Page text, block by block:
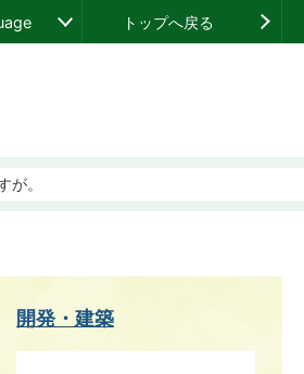
トップへ戻る
が。
開発・建築